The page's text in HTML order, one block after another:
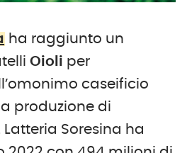
ha raggiunto un
Oioli per
caseificio
produzione di
Latteria Soresina ha